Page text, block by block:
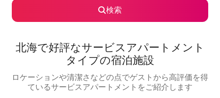
検索
北海で好評なサービスアパートメント
タイプの宿泊施設
ロケーションや清潔さなどの点でゲストから高評価を得
ているサービスアパートメントをご紹介します